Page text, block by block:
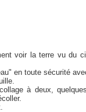
voir la terre vu du
en toute sécurité
à deux,